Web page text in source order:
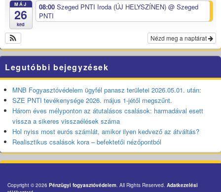
MÁJ
26
ked
08:00 Szeged PNTI Iroda (ÚJ HELYSZÍNEN) @ Szeged
PNTI
Nézd meg a naptárat
Legutóbbi bejegyzések
MNB Fogyasztóvédelem ügyfél panasz területei 2026.05.01. után:
SZE PNTI tevékenysége 2026. május 1-jétől megszűnt.
Három éves mélyponton az átutalásos csalások: harmadával esett
vissza a sikeres visszaélések száma
Hol nyiss most eurós számlát, amikor ilyen kedvező az átváltás?
Realisztikus csalások kora – befektetői nézőpontból
Copyright © 2026 Pénzügyi fogyasztóvédelem . All Rights Reserved. Adatkezelési